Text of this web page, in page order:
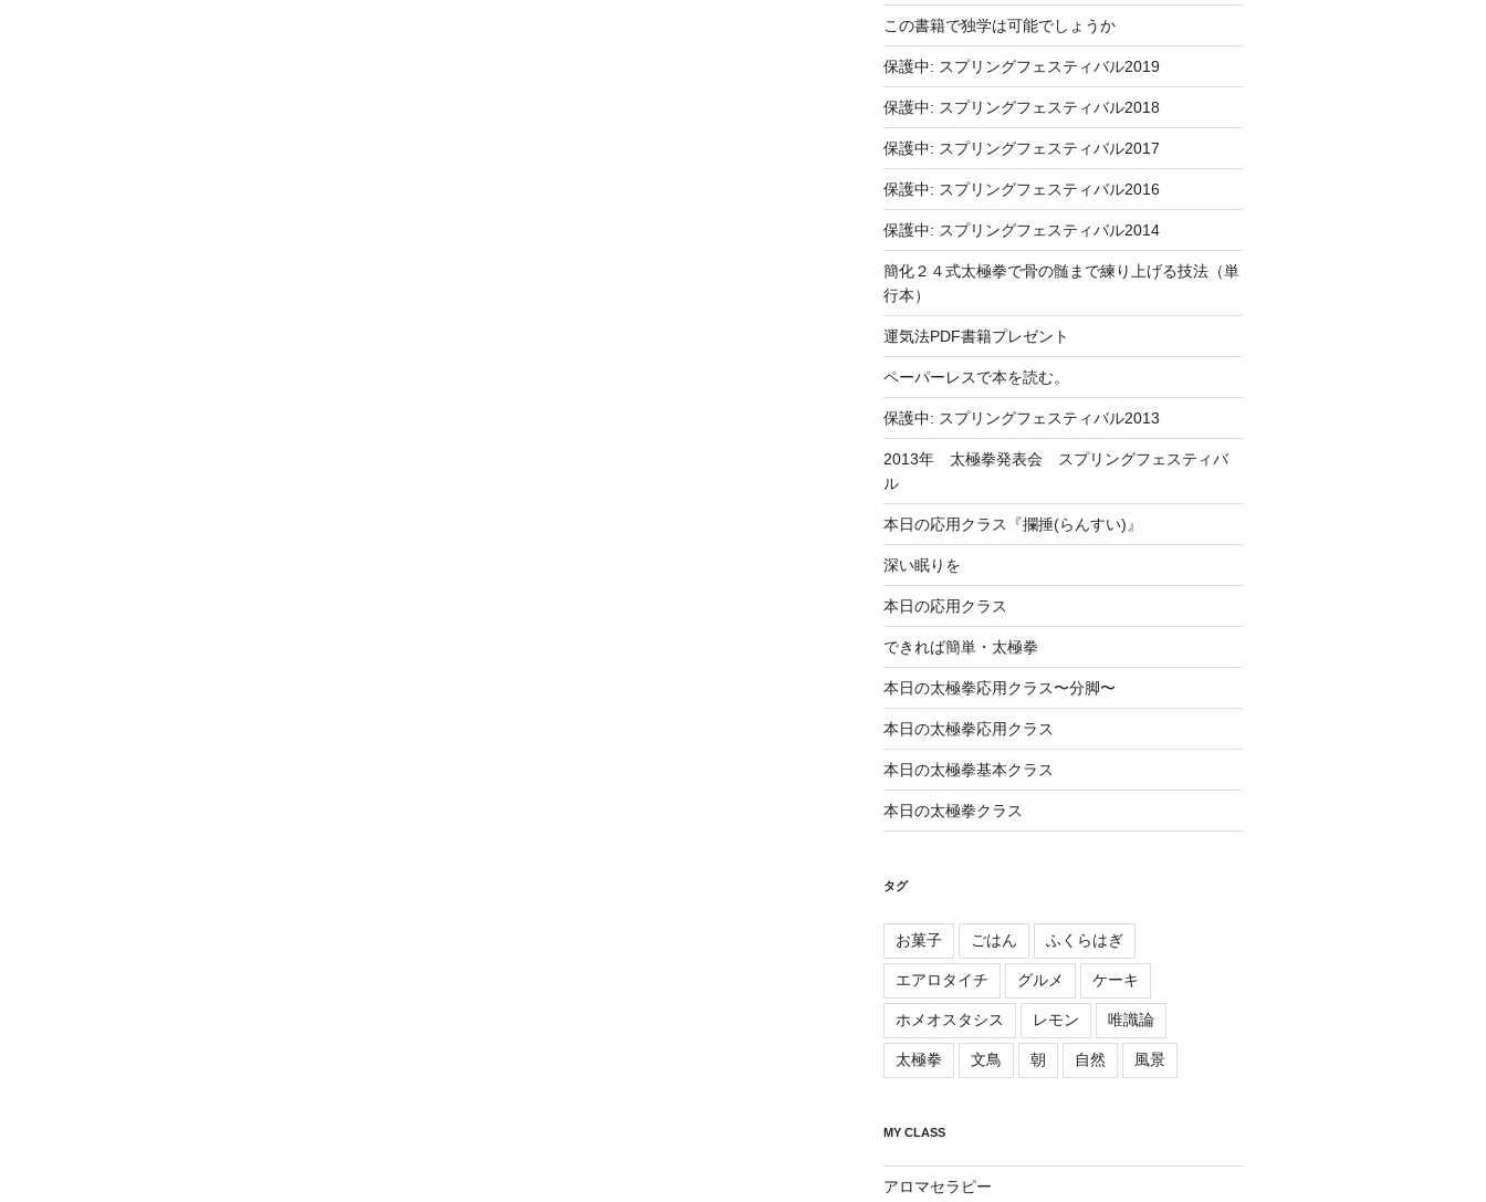
この書籍で独学は可能でしょうか
保護中: スプリングフェスティバル2019
保護中: スプリングフェスティバル2018
保護中: スプリングフェスティバル2017
保護中: スプリングフェスティバル2016
保護中: スプリングフェスティバル2014
簡化２４式太極拳で骨の髄まで練り上げる技法（単
行本）
運気法PDF書籍プレゼント
ペーパーレスで本を読む。
保護中: スプリングフェスティバル2013
2013年 太極拳発表会 スプリングフェスティバ
ル
本日の応用クラス『攔捶(らんすい)』
深い眠りを
本日の応用クラス
できれば簡単・太極拳
本日の太極拳応用クラス〜分脚〜
本日の太極拳応用クラス
本日の太極拳基本クラス
本日の太極拳クラス
タグ
お菓子 ごはん ふくらはぎ
エアロタイチ グルメ ケーキ
ホメオスタシス レモン 唯識論
太極拳 文鳥 朝 自然 風景
MY CLASS
アロマセラピー